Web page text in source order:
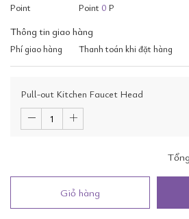
Point Point 0 P
Thông tin giao hàng
Phí giao hàng Thanh toán khi đặt hàng
Pull-out Kitchen Faucet Head
Giỏ hàng